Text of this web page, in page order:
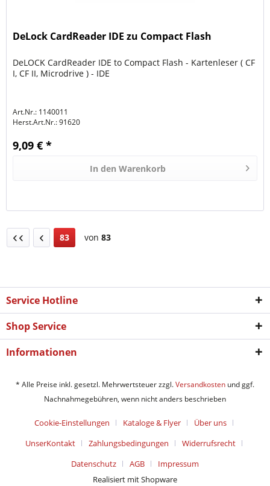
DeLock CardReader IDE zu Compact Flash
DeLOCK CardReader IDE to Compact Flash - Kartenleser ( CF
I, CF II, Microdrive ) - IDE
Art.Nr.: 1140011
Herst.Art.Nr.:91620
9,09 € *
In den Warenkorb
83 von 83
Service Hotline
Shop Service
Informationen
* Alle Preise inkl. gesetzl. Mehrwertsteuer zzgl.Versandkosten und ggf.
Nachnahmegebühren, wenn nicht anders beschrieben
Cookie-Einstellungen Kataloge & Flyer
Über uns
UnserKontakt
Zahlungsbedingungen
Widerrufsrecht
Datenschutz
AGB
Impressum
Realisiert mit Shopware